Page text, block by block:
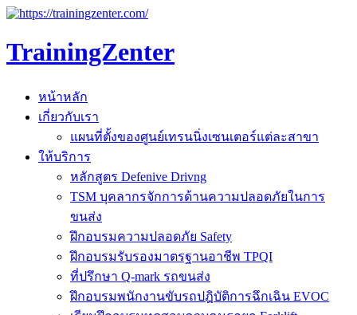
TrainingZenter
หน้าหลัก
เกี่ยวกับเรา
แผนที่ตั้งของศูนย์เทรนนิ่งเซนเตอร์แต่ละสาขา
ให้บริการ
หลักสูตร Defenive Drivng
TSM บุคลากรจักการด้านความปลอดภัยในการ
ขนส่ง
ฝึกอบรมความปลอดภัย Safety
ฝึกอบรมรับรองมาตรฐานอาชีพ TPQI
ที่ปรึกษา Q-mark รถขนส่ง
ฝึกอบรมพนักงานขับรถปฎิบัติการฉึกเฉิน EVOC